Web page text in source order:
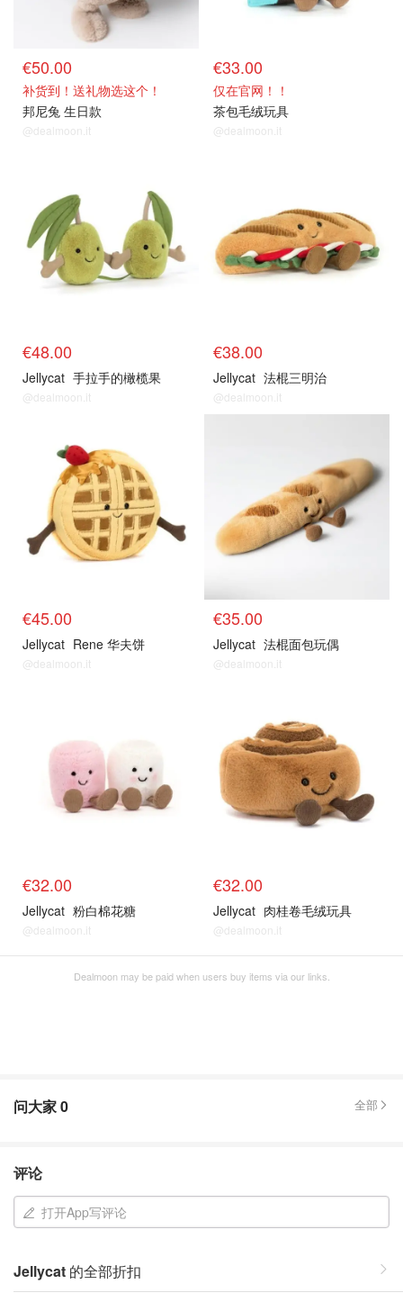
€50.00
补货到！送礼物选这个！
邦尼兔 生日款
@dealmoon.it
€33.00
仅在官网！！
茶包毛绒玩具
@dealmoon.it
€48.00
Jellycat 手拉手的橄榄果
@dealmoon.it
€38.00
Jellycat 法棍三明治
@dealmoon.it
€45.00
Jellycat Rene 华夫饼
@dealmoon.it
€35.00
Jellycat 法棍面包玩偶
@dealmoon.it
€32.00
Jellycat 粉白棉花糖
@dealmoon.it
€32.00
Jellycat 肉桂卷毛绒玩具
@dealmoon.it
Dealmoon may be paid when users buy items via our links.
问大家0 全部
评论
打开App写评论
Jellycat 的全部折扣